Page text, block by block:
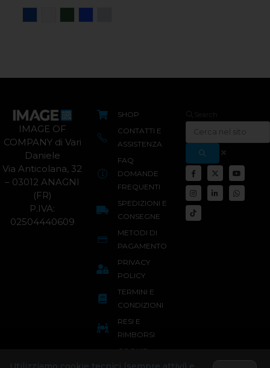
IMAGE OF
COMPANY di Vari
Daniele
Via Anticolana, 32
– 03012 ANAGNI
(FR)
P.IVA:
02504440609
SHOP
CONTATTI E
ASSISTENZA
FAQ
DOMANDE
FREQUENTI
SPEDIZIONI E
CONSEGNE
METODI DI
PAGAMENTO
PRIVACY
POLICY
TERMINI E
CONDIZIONI
RESI E
RIMBORSI
COOKIE
POLICY